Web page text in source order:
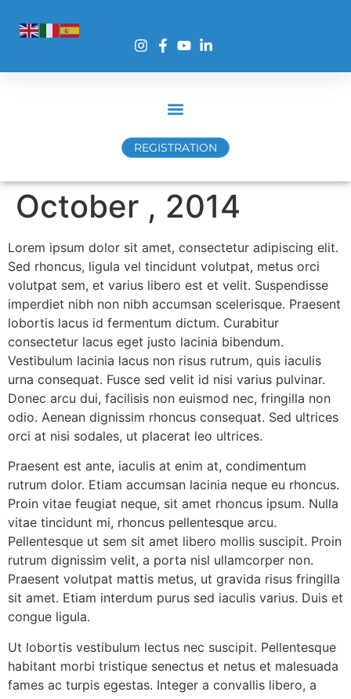
REGISTRATION
October , 2014
Lorem ipsum dolor sit amet, consectetur adipiscing elit.
Sed rhoncus, ligula vel tincidunt volutpat, metus orci
volutpat sem, et varius libero est et velit. Suspendisse
imperdiet nibh non nibh accumsan scelerisque. Praesent
lobortis lacus id fermentum dictum. Curabitur
consectetur lacus eget justo lacinia bibendum.
Vestibulum lacinia lacus non risus rutrum, quis iaculis
urna consequat. Fusce sed velit id nisi varius pulvinar.
Donec arcu dui, facilisis non euismod nec, fringilla non
odio. Aenean dignissim rhoncus consequat. Sed ultrices
orci at nisi sodales, ut placerat leo ultrices.
Praesent est ante, iaculis at enim at, condimentum
rutrum dolor. Etiam accumsan lacinia neque eu rhoncus.
Proin vitae feugiat neque, sit amet rhoncus ipsum. Nulla
vitae tincidunt mi, rhoncus pellentesque arcu.
Pellentesque ut sem sit amet libero mollis suscipit. Proin
rutrum dignissim velit, a porta nisl ullamcorper non.
Praesent volutpat mattis metus, ut gravida risus fringilla
sit amet. Etiam interdum purus sed iaculis varius. Duis et
congue ligula.
Ut lobortis vestibulum lectus nec suscipit. Pellentesque
habitant morbi tristique senectus et netus et malesuada
fames ac turpis egestas. Integer a convallis libero, a